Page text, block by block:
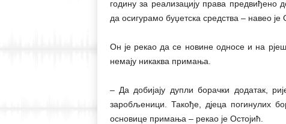
годину за реализацију права
да осигурамо буџетска средства – навео је
Он је рекао да се новине односе и на
немају никаква примања.
– Да добијају дупли борачки додатак,
заробљеници. Такође, дјеца погинулих
основице примања – рекао је Остојић.